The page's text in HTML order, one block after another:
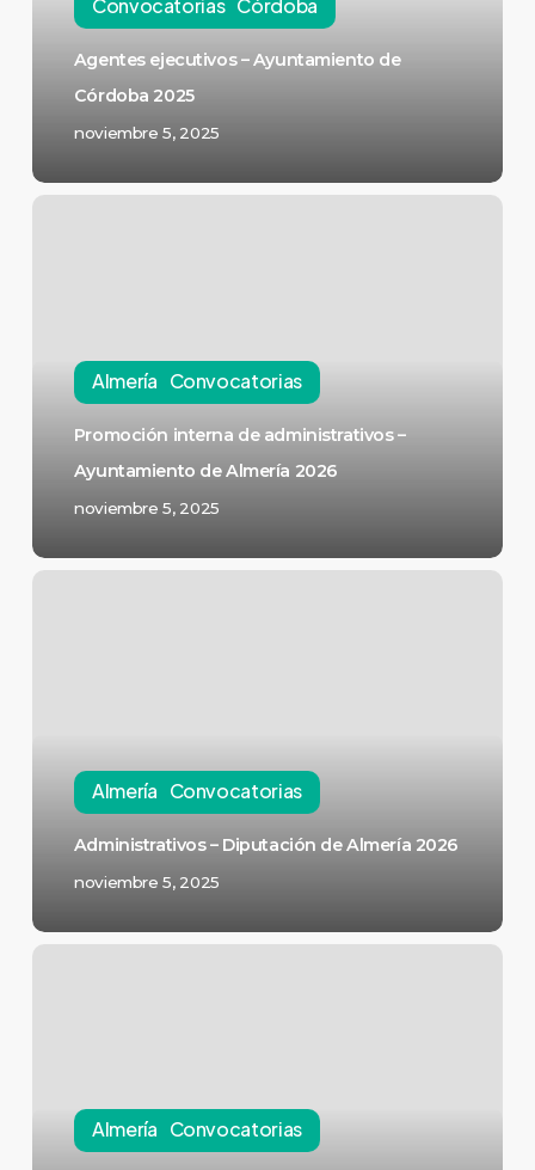
Convocatorias Córdoba
Agentes ejecutivos – Ayuntamiento de
Córdoba 2025
noviembre 5, 2025
Almería Convocatorias
Promoción interna de administrativos –
Ayuntamiento de Almería 2026
noviembre 5, 2025
Almería Convocatorias
Administrativos – Diputación de Almería 2026
noviembre 5, 2025
Almería Convocatorias